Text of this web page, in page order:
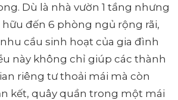
Dù là nhà vườn 1 tầng nhưng
đến 6 phòng ngủ rộng rãi,
cầu sinh hoạt của gia đình
này không chỉ giúp các thành
riêng tư thoải mái mà còn
kết, quây quần trong một mái